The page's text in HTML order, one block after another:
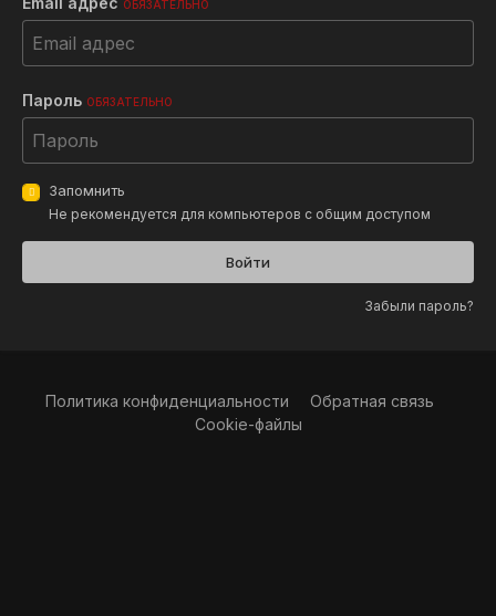
ОБЯЗАТЕЛЬНО
Пароль ОБЯЗАТЕЛЬНО
Запомнить
Не рекомендуется для компьютеров с общим доступом
Войти
Забыли пароль?
Политика конфиденциальности
Обратная связь
Cookie-файлы